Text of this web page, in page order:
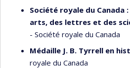
Société royale du Canada
arts, des lettres et des
- Société royale du Canada
Médaille J. B. Tyrrell en
royale du Canada